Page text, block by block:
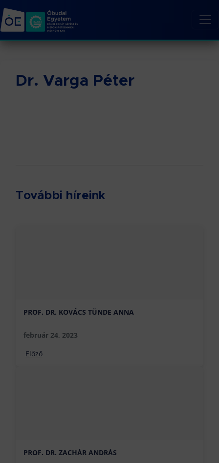
Dr. Varga Péter
További híreink
PROF. DR. KOVÁCS TÜNDE ANNA
február 24, 2023
Előző
PROF. DR. ZACHÁR ANDRÁS